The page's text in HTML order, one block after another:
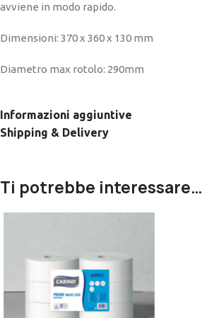
avviene in modo rapido.
Dimensioni: 370 x 360 x 130 mm
Diametro max rotolo: 290mm
Informazioni aggiuntive
Shipping & Delivery
Ti potrebbe interessare…